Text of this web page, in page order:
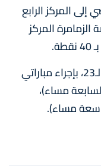
إلى المركز الرابع
نهضة الزمامرة المركز
وتتواصل منافسات، اليوم، من الدورة الـ23، بإجراء مباراتي
مساء)،
مساء).